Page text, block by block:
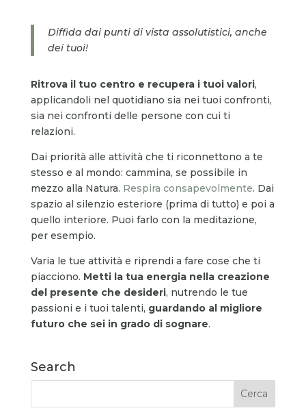
Diffida dai punti di vista assolutistici, anche
dei tuoi!
Ritrova il tuo centro e recupera i tuoi valori,
applicandoli nel quotidiano sia nei tuoi confronti,
sia nei confronti delle persone con cui ti
relazioni.
Dai priorità alle attività che ti riconnettono a te
stesso e al mondo: cammina, se possibile in
mezzo alla Natura. Respira consapevolmente. Dai
spazio al silenzio esteriore (prima di tutto) e poi a
quello interiore. Puoi farlo con la meditazione,
per esempio.
Varia le tue attività e riprendi a fare cose che ti
piacciono. Metti la tua energia nella creazione
del presente che desideri, nutrendo le tue
passioni e i tuoi talenti, guardando al migliore
futuro che sei in grado di sognare.
Search